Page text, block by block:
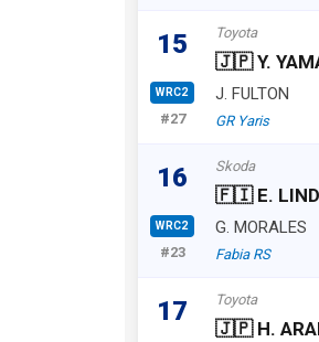
15
WRC2
#27
Toyota
🇯🇵 Y.
J. FULTON
GR Yaris
16
WRC2
#23
Skoda
🇫🇮 E.
G. MORALES
Fabia RS
17 Toyota
🇯🇵 H.